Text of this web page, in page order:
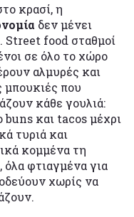
κρασί, η
δεν μένει
Street food σταθμοί
σε όλο το χώρο
αλμυρές και
μπουκιές που
κάθε γουλιά:
buns και tacos μέχρι
τυριά και
κομμένα τη
όλα φτιαγμένα για
χωρίς να